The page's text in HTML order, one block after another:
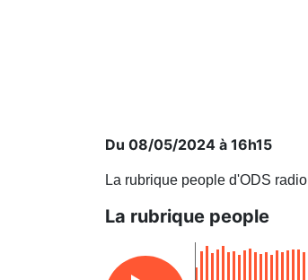
Du 08/05/2024 à 16h15
La rubrique people d'ODS radio
La rubrique people